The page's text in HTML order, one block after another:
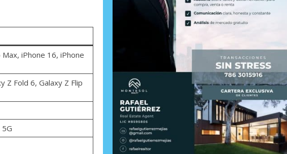
iPhone 16, iPhone
Z Fold 6, Galaxy Z Flip